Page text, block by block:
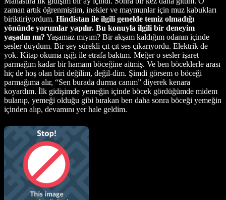
zaman artık öğrenmiştim, inekler ve maymunlar için muz kabukları
biriktiriyordum. Hindistan ile ilgili genelde temiz olmadığı
yönünde yorumlar yapılır. Bu konuyla ilgili bir deneyim
yaşadın mı? Yaşamaz mıyım? Bir akşam kaldığım odanın içinde
sesler duydum. Bir şey sürekli çıt çıt ses çıkarıyordu. Elektrik de
yok. Kitap okuma ışığı ile etrafa baktım. Meğer o sesler işaret
parmağım kadar bir hamam böceğine aitmiş. Ve ben böceklerle arası
hiç de hoş olan biri değilim, değil-dim. Şimdi görsem o böceği
parmağıma alır, “Sen burada durma canım” diyerek kenara
koyardım. İlk gidişimde yemeğin içinde böcek gördüğümde midem
bulanıp, yemeği olduğu gibi bırakan ben daha sonra böceği yemeğin
içinden alıp, devamını yer hale geldim.